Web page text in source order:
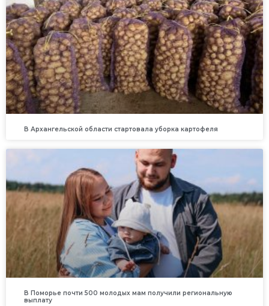
В Архангельской области стартовала уборка картофеля
В Поморье почти 500 молодых мам получили региональную
выплату